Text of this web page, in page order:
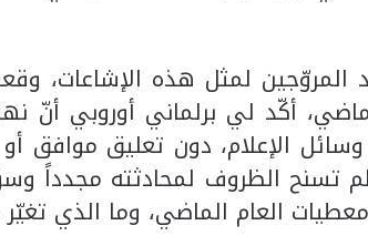
المروّجين لمثل هذه الإشاعات،
أكّد لي برلماني أوروبي أنّ
الإعلام، دون تعليق موافق أو
تسنح الظروف لمحادثته مجدداً
العام الماضي، وما الذي تغيّر